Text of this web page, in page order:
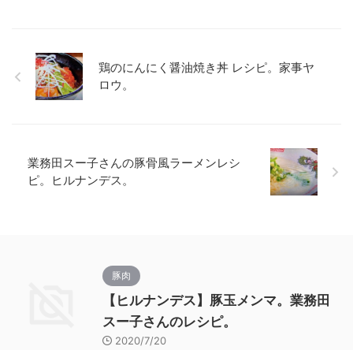
鶏のにんにく醤油焼き丼 レシピ。家事ヤ
ロウ。
業務田スー子さんの豚骨風ラーメンレシ
ピ。ヒルナンデス。
豚肉
【ヒルナンデス】豚玉メンマ。業務田
スー子さんのレシピ。
2020/7/20